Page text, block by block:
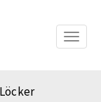
Toggle